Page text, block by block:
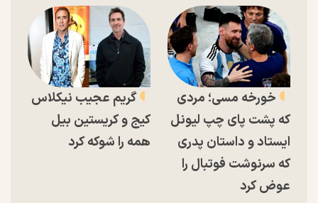
خورخه مسی؛ مردی
که پشت پای چپ لیونل
ایستاد و داستان پدری
که سرنوشت فوتبال را
عوض کرد
گریم عجیب نیکلاس
کیج و کریستین بیل
همه را شوکه کرد